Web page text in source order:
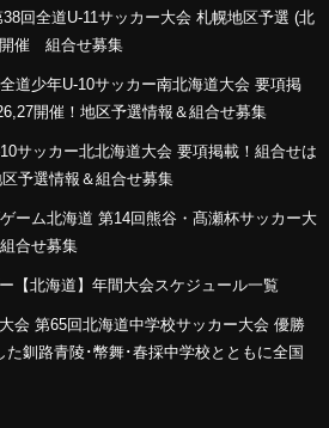
回全道U-11サッカー大会 札幌地区予選 (北
開催 組合せ募集
道少年U-10サッカー南北海道大会 要項掲
開催！地区予選情報＆組合せ募集
サッカー北北海道大会 要項掲載！組合せは
予選情報＆組合せ募集
ーム北海道 第14回熊谷・髙瀬杯サッカー大
合せ募集
【北海道】年間大会スケジュール一覧
会 第65回北海道中学校サッカー大会 優勝
釧路青陵･幣舞･春採中学校とともに全国